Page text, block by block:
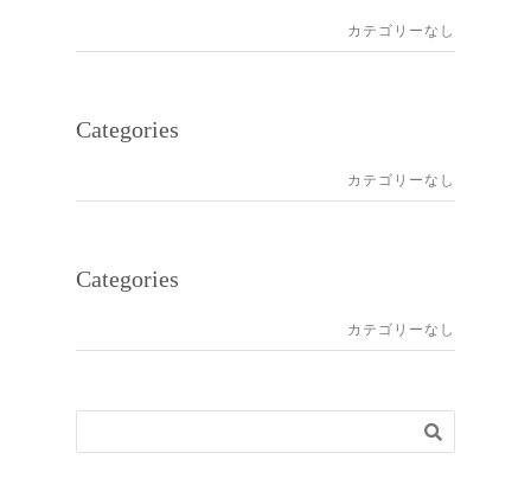
カテゴリーなし
Categories
カテゴリーなし
Categories
カテゴリーなし